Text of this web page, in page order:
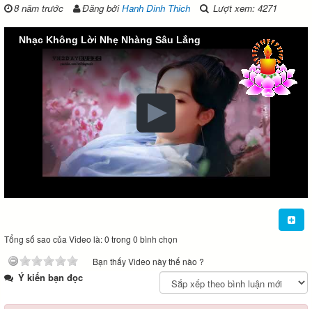
8 năm trước Đăng bởiHanh Dinh Thich Lượt xem: 4271
Nhạc Không Lời Nhẹ Nhàng Sâu Lắng
Tổng số sao của Video là: 0 trong 0 bình chọn
Bạn thấy Video này thế nào ?
Ý kiến bạn đọc